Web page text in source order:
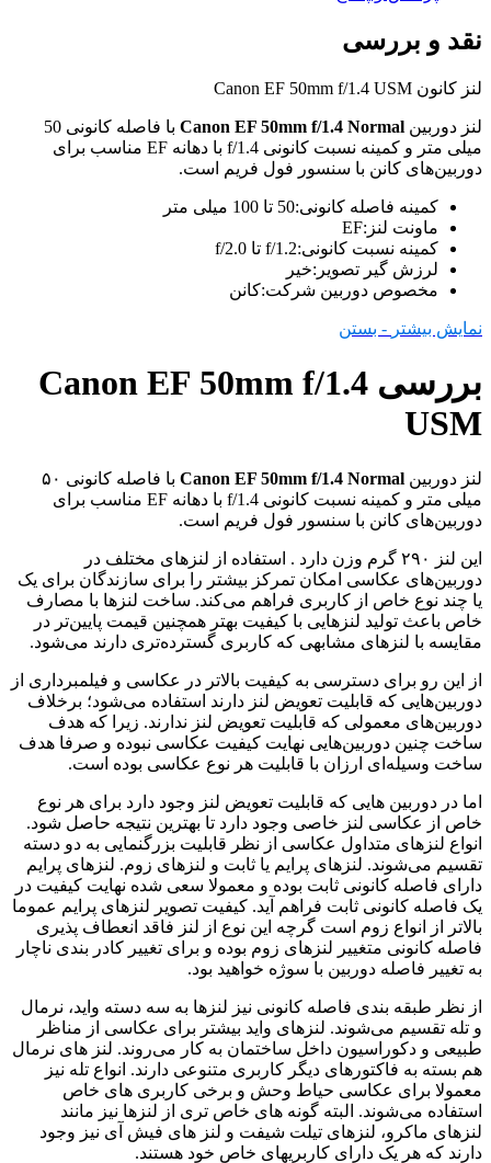
نقد و بررسی
لنز کانون Canon EF 50mm f/1.4 USM
لنز دوربین Canon EF 50mm f/1.4 Normal
با فاصله کانونی 50
میلی متر و کمینه نسبت کانونی f/1.4 با دهانه EF مناسب برای
دوربین‌های کانن با سنسور فول فریم است.
کمینه فاصله کانونی:50 تا 100 میلی متر
ماونت لنز:EF
کمینه نسبت کانونی:f/1.2 تا f/2.0
لرزش گیر تصویر:خیر
مخصوص دوربین شرکت:کانن
نمایش بیشتر - بستن
بررسی Canon EF 50mm f/1.4
USM
لنز دوربین Canon EF 50mm f/1.4 Normal
با فاصله کانونی ۵۰
میلی متر و کمینه نسبت کانونی f/1.4 با دهانه EF مناسب برای
دوربین‌های کانن با سنسور فول فریم است.
این لنز ۲۹۰ گرم وزن دارد . استفاده از لنزهای مختلف در
دوربین‌های عکاسی امکان تمرکز بیشتر را برای سازندگان برای یک
یا چند نوع خاص از کاربری فراهم می‌کند. ساخت لنزها با مصارف
خاص باعث تولید لنزهایی با کیفیت بهتر همچنین قیمت پایین‌تر در
مقایسه با لنزهای مشابهی که کاربری گسترده‌تری دارند می‌شود.
از این رو برای دسترسی به کیفیت بالاتر در عکاسی و فیلمبرداری از
دوربین‌هایی که قابلیت تعویض لنز دارند استفاده می‌شود؛ برخلاف
دوربین‌های معمولی که قابلیت تعویض لنز ندارند. زیرا که هدف
ساخت چنین دوربین‌هایی نهایت کیفیت عکاسی نبوده و صرفا هدف
ساخت وسیله‌ای ارزان با قابلیت هر نوع عکاسی بوده است.
اما در دوربین هایی که قابلیت تعویض لنز وجود دارد برای هر نوع
خاص از عکاسی لنز خاصی وجود دارد تا بهترین نتیجه حاصل شود.
انواع لنزهای متداول عکاسی از نظر قابلیت بزرگنمایی به دو دسته
تقسیم می‌شوند. لنزهای پرایم یا ثابت و لنزهای زوم. لنزهای پرایم
دارای فاصله کانونی ثابت بوده و معمولا سعی شده نهایت کیفیت در
یک فاصله کانونی ثابت فراهم آید. کیفیت تصویر لنزهای پرایم عموما
بالاتر از انواع زوم است گرچه این نوع از لنز فاقد انعطاف پذیری
فاصله کانونی متغییر لنزهای زوم بوده و برای تغییر کادر بندی ناچار
به تغییر فاصله دوربین با سوژه خواهید بود.
از نظر طبقه بندی فاصله کانونی نیز لنزها به سه دسته واید، نرمال
و تله تقسیم می‌شوند. لنزهای واید بیشتر برای عکاسی از مناظر
طبیعی و دکوراسیون داخل ساختمان به کار می‌روند. لنز های نرمال
هم بسته به فاکتورهای دیگر کاربری متنوعی دارند. انواع تله نیز
معمولا برای عکاسی حیاط وحش و برخی کاربری های خاص
استفاده می‌شوند. البته گونه های خاص تری از لنزها نیز مانند
لنزهای ماکرو، لنزهای تیلت شیفت و لنز های فیش آی نیز وجود
دارند که هر یک دارای کاربریهای خاص خود هستند.